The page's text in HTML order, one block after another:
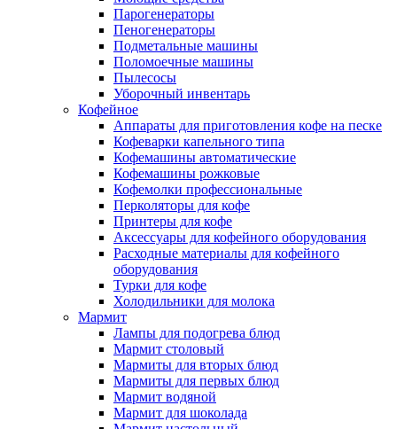
Парогенераторы
Пеногенераторы
Подметальные машины
Поломоечные машины
Пылесосы
Уборочный инвентарь
Кофейное
Аппараты для приготовления кофе на песке
Кофеварки капельного типа
Кофемашины автоматические
Кофемашины рожковые
Кофемолки профессиональные
Перколяторы для кофе
Принтеры для кофе
Аксессуары для кофейного оборудования
Расходные материалы для кофейного
оборудования
Турки для кофе
Холодильники для молока
Мармит
Лампы для подогрева блюд
Мармит столовый
Мармиты для вторых блюд
Мармиты для первых блюд
Мармит водяной
Мармит для шоколада